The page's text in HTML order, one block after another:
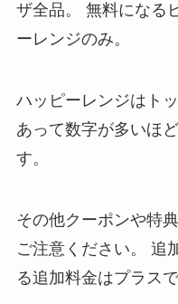
ザ全品。
無料になる
ーレンジのみ。
ハッピーレンジはト
あって数字が多いほ
す。
その他クーポンや特
ご注意ください。
追
る追加料金はプラス